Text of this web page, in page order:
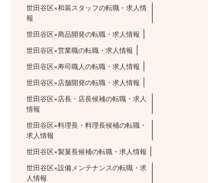
世田谷区×和装スタッフの転職・求人情
報
世田谷区×商品開発の転職・求人情報
世田谷区×営業職の転職・求人情報
世田谷区×寿司職人の転職・求人情報
世田谷区×店舗開発の転職・求人情報
世田谷区×店長・店長候補の転職・求人
情報
世田谷区×料理長・料理長候補の転職・
求人情報
世田谷区×製菓長候補の転職・求人情報
世田谷区×設備メンテナンスの転職・求
人情報